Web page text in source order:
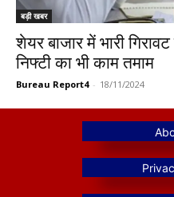
बड़ी खबर
शेयर बाजार में भारी
निफ्टी का भी काम तमाम
Bureau Report4 - 18/11/2024